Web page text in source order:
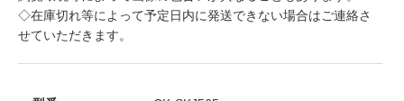
◇在庫切れ等によって予定日内に発送できない場合はご連絡さ
せていただきます。